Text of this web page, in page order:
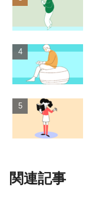
関連記事